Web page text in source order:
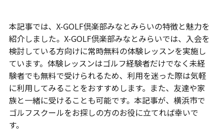
本記事では、X-GOLF倶楽部みなとみらいの特徴と魅力を
紹介しました。X-GOLF倶楽部みなとみらいでは、入会を
検討している方向けに常時無料の体験レッスンを実施し
ています。体験レッスンはゴルフ経験者だけでなく未経
験者でも無料で受けられるため、利用を迷った際は気軽
に利用してみることをおすすめします。また、友達や家
族と一緒に受けることも可能です。本記事が、横浜市で
ゴルフスクールをお探しの方のお役に立てれば幸いで
す。